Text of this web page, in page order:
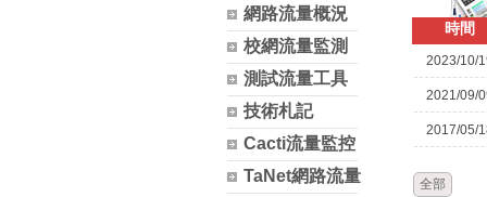
網路流量概況
校網流量監測
測試流量工具
技術札記
Cacti流量監控
TaNet網路流量
時間
2023/10/
2021/09/
2017/05/
全部